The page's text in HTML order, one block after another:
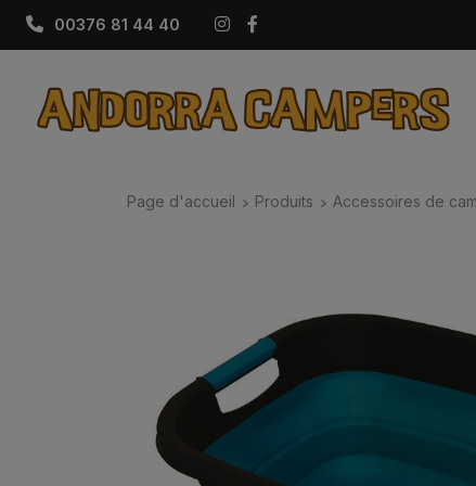
00376 81 44 40 Instagram
Page d'accueil Produits Accessoires de